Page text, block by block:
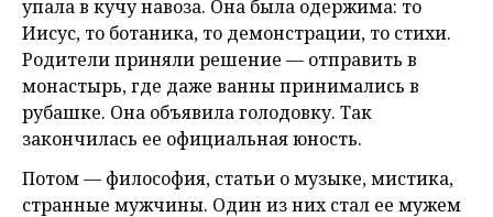
упала в кучу навоза. Она была одержима: то
Иисус, то ботаника, то демонстрации, то стихи.
Родители приняли решение — отправить в
монастырь, где даже ванны принимались в
рубашке. Она объявила голодовку. Так
закончилась ее официальная юность.
Потом — философия, статьи о музыке, мистика,
странные мужчины. Один из них стал ее мужем